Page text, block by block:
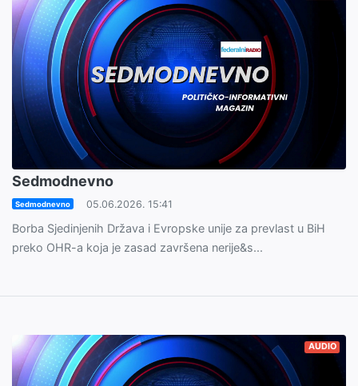
Sedmodnevno
Sedmodnevno 05.06.2026. 15:41
Borba Sjedinjenih Država i Evropske unije za prevlast u BiH
preko OHR-a koja je zasad završena nerije&s...
AUDIO